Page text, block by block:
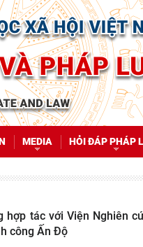
MEDIA HỎI ĐÁP PHÁP
hợp tác với Viện Nghiên
công Ấn Độ